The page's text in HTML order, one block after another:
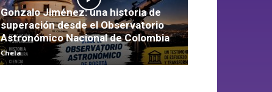
Gonzalo Jiménez: una historia de
superación desde el Observatorio
Astronómico Nacional de Colombia
Chela